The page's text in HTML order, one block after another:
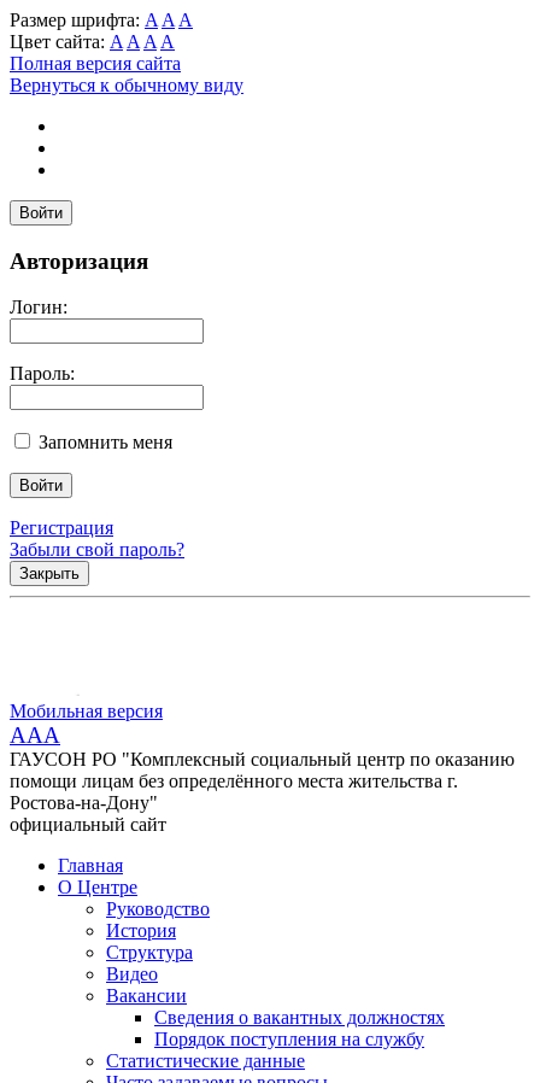
Размер шрифта: A A A
Цвет сайта: A A A A
Полная версия сайта
Вернуться к обычному виду
Войти
Авторизация
Логин:
Пароль:
Запомнить меня
Регистрация
Забыли свой пароль?
Закрыть
Мобильная версия
AAA
ГАУСОН РО "Комплексный социальный центр по оказанию
помощи лицам без определённого места жительства г.
Ростова-на-Дону"
официальный сайт
Главная
О Центре
Руководство
История
Структура
Видео
Вакансии
Сведения о вакантных должностях
Порядок поступления на службу
Статистические данные